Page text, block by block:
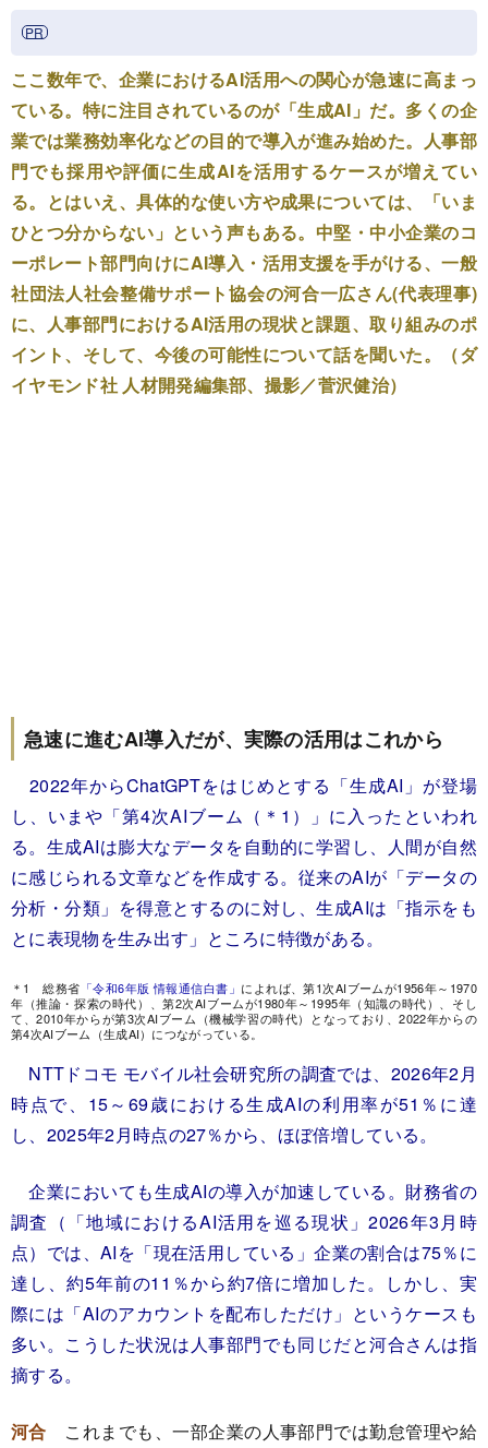
ここ数年で、企業におけるAI活用への関心が急速に高まっ
ている。特に注目されているのが「生成AI」だ。多くの企
業では業務効率化などの目的で導入が進み始めた。人事部
門でも採用や評価に生成AIを活用するケースが増えてい
る。とはいえ、具体的な使い方や成果については、「いま
ひとつ分からない」という声もある。中堅・中小企業のコ
ーポレート部門向けにAI導入・活用支援を手がける、一般
社団法人社会整備サポート協会の河合一広さん(代表理事)
に、人事部門におけるAI活用の現状と課題、取り組みのポ
イント、そして、今後の可能性について話を聞いた。（ダ
イヤモンド社 人材開発編集部、撮影／菅沢健治）
急速に進むAI導入だが、実際の活用はこれから
2022年からChatGPTをはじめとする「生成AI」が登場
し、いまや「第4次AIブーム（＊1）」に入ったといわれ
る。生成AIは膨大なデータを自動的に学習し、人間が自然
に感じられる文章などを作成する。従来のAIが「データの
分析・分類」を得意とするのに対し、生成AIは「指示をも
とに表現物を生み出す」ところに特徴がある。
＊1 総務省 「令和6年版 情報通信白書」 によれば、第1次AIブームが1956年～1970
年（推論・探索の時代）、第2次AIブームが1980年～1995年（知識の時代）、そし
て、2010年からが第3次AIブーム（機械学習の時代）となっており、2022年からの
第4次AIブーム（生成AI）につながっている。
NTTドコモ モバイル社会研究所の調査では、2026年2月
時点で、15～69歳における生成AIの利用率が51％に達
し、2025年2月時点の27％から、ほぼ倍増している。
企業においても生成AIの導入が加速している。財務省の
調査（「地域におけるAI活用を巡る現状」2026年3月時
点）では、AIを「現在活用している」企業の割合は75％に
達し、約5年前の11％から約7倍に増加した。しかし、実
際には「AIのアカウントを配布しただけ」というケースも
多い。こうした状況は人事部門でも同じだと河合さんは指
摘する。
河合 これまでも、一部企業の人事部門では勤怠管理や給